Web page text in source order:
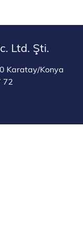
Ltd. Şti.
Karatay/Konya
72